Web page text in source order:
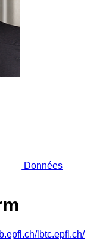
Données
lbtc.epfl.ch/